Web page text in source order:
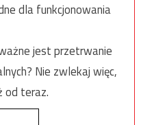
dla funkcjonowania
jest przetrwanie
Nie zwlekaj więc,
od teraz.